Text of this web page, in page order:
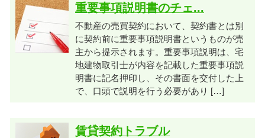
重要事項説明書のチェ...
不動産の売買契約において、契約書とは別
に契約前に重要事項説明書というものが売
主から提示されます。重要事項説明は、宅
地建物取引士が内容を記載した重要事項説
明書に記名押印し、その書面を交付した上
で、口頭で説明を行う必要があり […]
賃貸契約トラブル